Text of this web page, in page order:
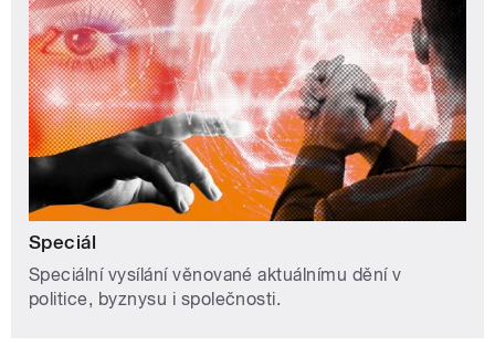
Speciál
Speciální vysílání věnované aktuálnímu dění v
politice, byznysu i společnosti.